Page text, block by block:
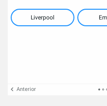
Liverpool
Anterior